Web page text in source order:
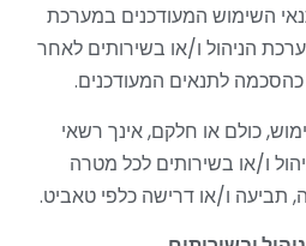
השימוש המעודכנים במערכת
הניהול ו/או בשירותים לאחר
לתנאים המעודכנים.
כולם או חלקם, אינך רשאי
ו/או בשירותים לכל מטרה
תביעה ו/או דרישה כלפי טאביט.